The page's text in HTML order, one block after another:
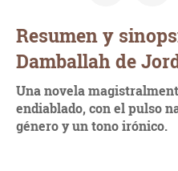
Resumen y
Damballah de
Una novela
endiablado, con el pulso
género y un tono irónico.